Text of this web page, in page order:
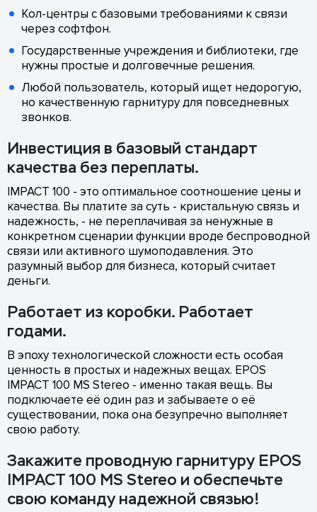
Кол-центры с базовыми требованиями к связи
через софтфон.
Государственные учреждения и библиотеки, где
нужны простые и долговечные решения.
Любой пользователь, который ищет недорогую,
но качественную гарнитуру для повседневных
звонков.
Инвестиция в базовый стандарт
качества без переплаты.
IMPACT 100 - это оптимальное соотношение цены и
качества. Вы платите за суть - кристальную связь и
надежность, - не переплачивая за ненужные в
конкретном сценарии функции вроде беспроводной
связи или активного шумоподавления. Это
разумный выбор для бизнеса, который считает
деньги.
Работает из коробки. Работает
годами.
В эпоху технологической сложности есть особая
ценность в простых и надежных вещах. EPOS
IMPACT 100 MS Stereo - именно такая вещь. Вы
подключаете её один раз и забываете о её
существовании, пока она безупречно выполняет
свою работу.
Закажите проводную гарнитуру EPOS
IMPACT 100 MS Stereo и обеспечьте
свою команду надежной связью!